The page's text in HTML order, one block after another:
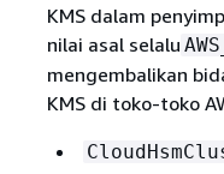
KMS dalam
nilai asal selalu
mengembalikan
KMS di toko-toko